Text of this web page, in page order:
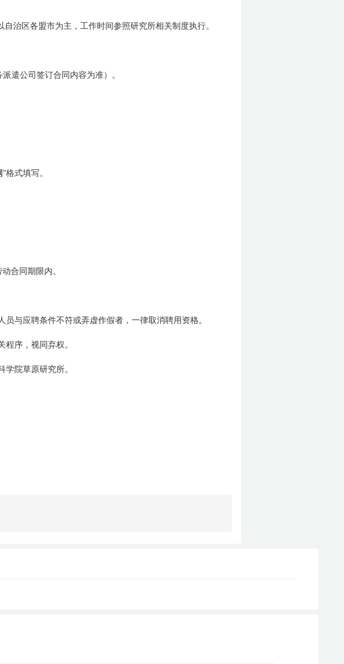
自治区各盟市为主，工作时间参照研究所相关制度执行。
遣公司签订合同内容为准）。
”格式填写。
合同期限内。
与应聘条件不符或弄虚作假者，一律取消聘用资格。
序，视同弃权。
院草原研究所。